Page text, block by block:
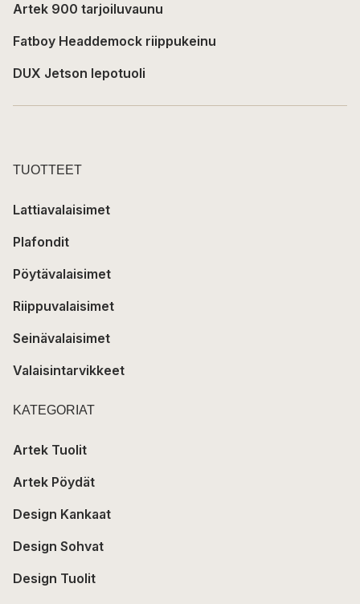
Artek 900 tarjoiluvaunu
Fatboy Headdemock riippukeinu
DUX Jetson lepotuoli
TUOTTEET
Lattiavalaisimet
Plafondit
Pöytävalaisimet
Riippuvalaisimet
Seinävalaisimet
Valaisintarvikkeet
KATEGORIAT
Artek Tuolit
Artek Pöydät
Design Kankaat
Design Sohvat
Design Tuolit